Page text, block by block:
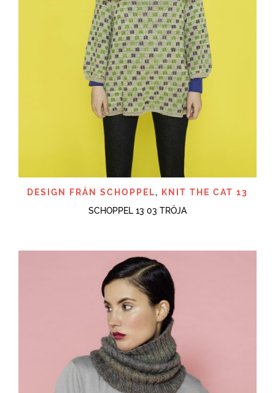
DESIGN FRÅN SCHOPPEL,
KNIT THE CAT 13
SCHOPPEL 13 03 TRÖJA